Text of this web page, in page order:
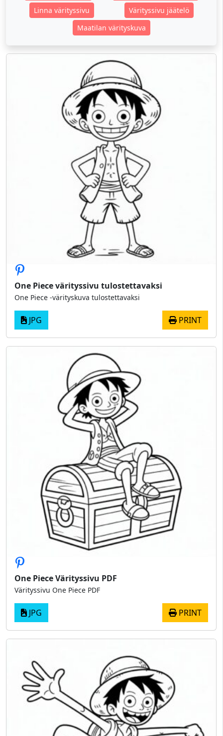
Linna värityssivu
Värityssivu jäätelö
Maatilan värityskuva
One Piece värityssivu tulostettavaksi
One Piece -värityskuva tulostettavaksi
JPG PRINT
One Piece Värityssivu PDF
Värityssivu One Piece PDF
JPG PRINT